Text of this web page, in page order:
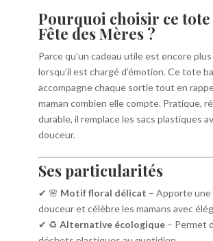
Pourquoi choisir ce tote
Fête des Mères ?
Parce qu’un cadeau utile est encore
lorsqu’il est chargé d’émotion. Ce tote
accompagne chaque sortie tout en
maman combien elle compte. Pratique,
durable, il remplace les sacs plastiques
douceur.
Ses particularités
✔ 🌸 Motif floral délicat – Apporte
douceur et célèbre les mamans avec
✔ ♻️ Alternative écologique – Permet